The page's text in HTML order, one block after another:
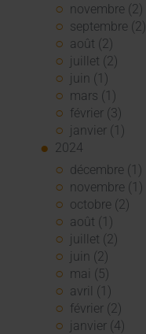
novembre (2)
septembre (2)
août (2)
juillet (2)
juin (1)
mars (1)
février (3)
janvier (1)
2024
décembre (1)
novembre (1)
octobre (2)
août (1)
juillet (2)
juin (2)
mai (5)
avril (1)
février (2)
janvier (4)